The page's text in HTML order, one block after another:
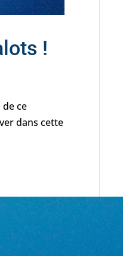
!
ce
dans cette